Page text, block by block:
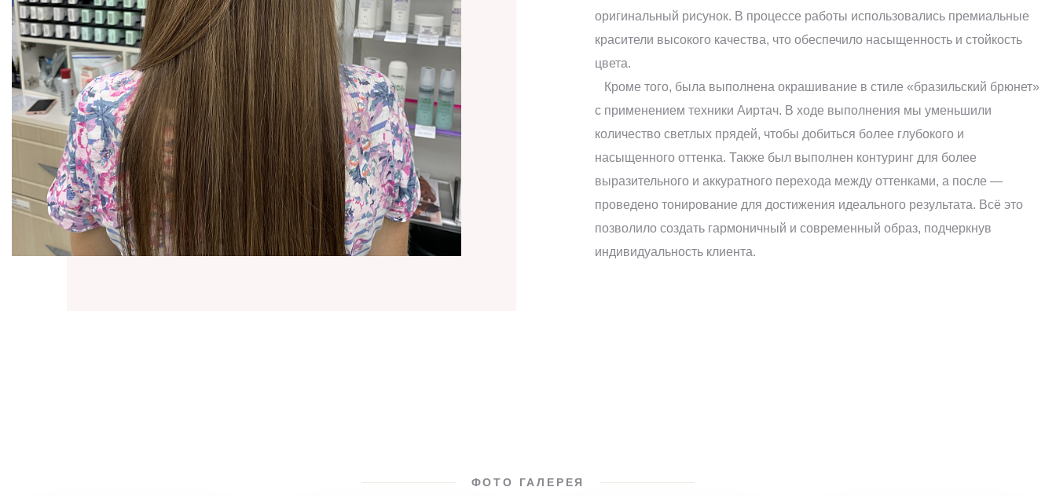
оригинальный рисунок. В процессе работы использовались премиальные
красители высокого качества, что обеспечило насыщенность и стойкость
цвета.
Кроме того, была выполнена окрашивание в стиле «бразильский брюнет»
с применением техники Аиртач. В ходе выполнения мы уменьшили
количество светлых прядей, чтобы добиться более глубокого и
насыщенного оттенка. Также был выполнен контуринг для более
выразительного и аккуратного перехода между оттенками, а после —
проведено тонирование для достижения идеального результата. Всё это
позволило создать гармоничный и современный образ, подчеркнув
индивидуальность клиента.
ФОТО ГАЛЕРЕЯ